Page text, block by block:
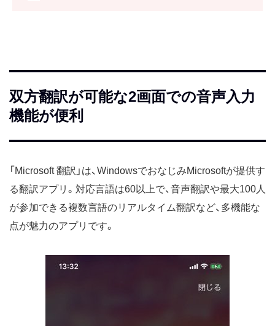
双方翻訳が可能な2画面での音声入力
機能が便利
「Microsoft 翻訳」は、WindowsでおなじみMicrosoftが提供す
る翻訳アプリ。対応言語は60以上で、音声翻訳や最大100人
が参加できる複数言語のリアルタイム翻訳など、多機能な
点が魅力のアプリです。